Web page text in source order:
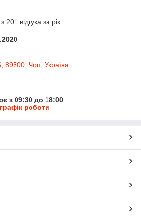
201 відгука за рік
89500, Чоп, Україна
з 09:30 до 18:00
роботи